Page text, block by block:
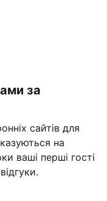
за
сайтів для
на
ваші перші гості